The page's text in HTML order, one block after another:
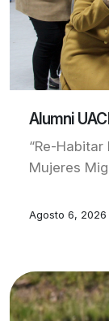
Alumni
“Re-
Mujeres
Agosto 6, 2026